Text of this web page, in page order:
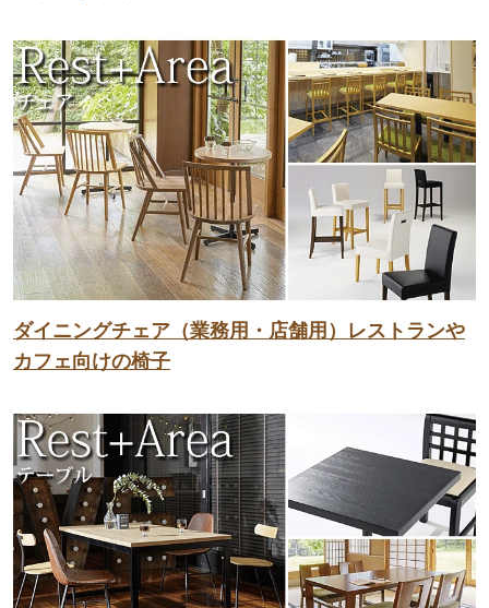
ダイニングチェア（業務用・店舗用）レストランや
カフェ向けの椅子